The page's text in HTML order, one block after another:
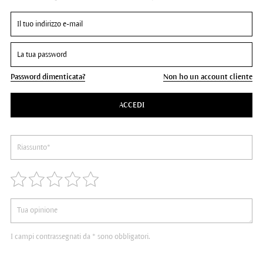
Password dimenticata? Non ho un account cliente
ACCEDI
I campi contrassegnati da * sono obbligatori.